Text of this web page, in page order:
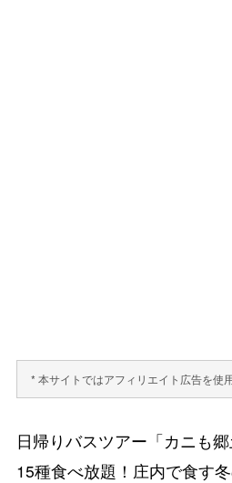
* 本サイトではアフィリエイト広告を使
日帰りバスツアー「カニも
15種食べ放題！庄内で食す